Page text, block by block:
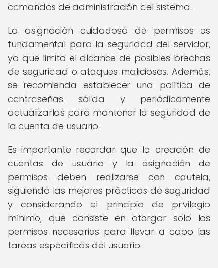
comandos de administración del sistema.
La asignación cuidadosa de permisos es
fundamental para la seguridad del servidor,
ya que limita el alcance de posibles brechas
de seguridad o ataques maliciosos. Además,
se recomienda establecer una política de
contraseñas sólida y periódicamente
actualizarlas para mantener la seguridad de
la cuenta de usuario.
Es importante recordar que la creación de
cuentas de usuario y la asignación de
permisos deben realizarse con cautela,
siguiendo las mejores prácticas de seguridad
y considerando el principio de privilegio
mínimo, que consiste en otorgar solo los
permisos necesarios para llevar a cabo las
tareas específicas del usuario.